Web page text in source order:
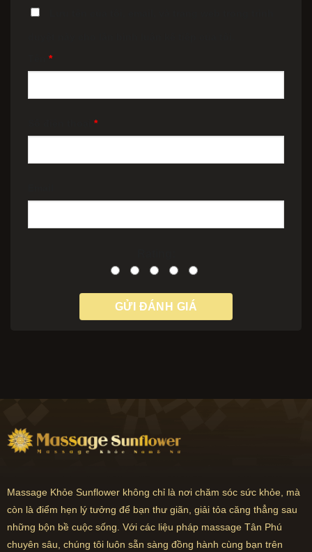
*
*
Massage Khỏe Sunflower không chỉ là nơi chăm sóc sức khỏe, mà
còn là điểm hẹn lý tưởng để bạn thư giãn, giải tỏa căng thẳng sau
những bộn bề cuộc sống. Với các liệu pháp massage Tân Phú
chuyên sâu, chúng tôi luôn sẵn sàng đồng hành cùng bạn trên